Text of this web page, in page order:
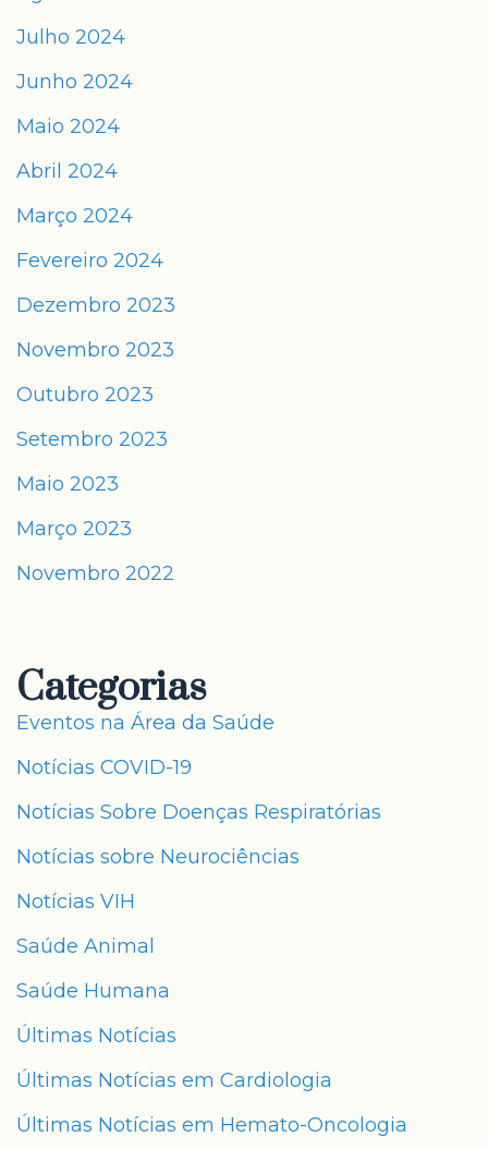
Julho 2024
Junho 2024
Maio 2024
Abril 2024
Março 2024
Fevereiro 2024
Dezembro 2023
Novembro 2023
Outubro 2023
Setembro 2023
Maio 2023
Março 2023
Novembro 2022
Categorias
Eventos na Área da Saúde
Notícias COVID-19
Notícias Sobre Doenças Respiratórias
Notícias sobre Neurociências
Notícias VIH
Saúde Animal
Saúde Humana
Últimas Notícias
Últimas Notícias em Cardiologia
Últimas Notícias em Hemato-Oncologia